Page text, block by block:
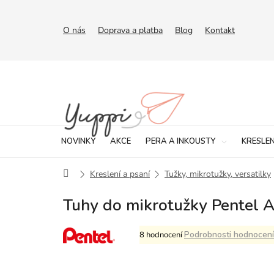
O nás Doprava a platba Blog Kontakt
NOVINKY AKCE PERA A INKOUSTY
DomůKreslení a psaní Tužky, mikrotužky, versatilky
Tuhy do mikrotužky Pentel
Průměrné
hodnocení
8 hodnoceníPodrobnosti hodnocení